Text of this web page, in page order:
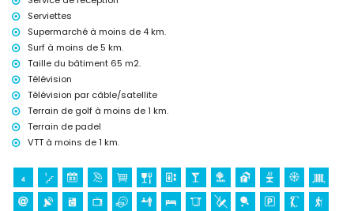
église (Pulpí) (à moins de 5 kilomètres de l'hébergement)
château (Saint Jean de Terreros) (à moins de 10 kilomètres de
l'hébergement)
musée (Águilas) et bâtiment architectural (Águilas) (à moins de 25
kilomètres de l'hébergement)
Sports
golf (Águilón Golf), randonnée, VTT et cyclisme (à moins de 1000
mètres de l'appartement)
plongée et surf (à moins de 5 kilomètres de l'appartement)
Serviettes
Supermarché à moins de 4 km.
Surf à moins de 5 km.
Taille du bâtiment 65 m2.
Télévision
Télévision par câble/satellite
Terrain de golf à moins de 1 km.
Terrain de padel
VTT à moins de 1 km.